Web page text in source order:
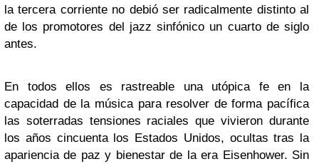
la tercera corriente no debió ser radicalmente distinto al
de los promotores del jazz sinfónico un cuarto de siglo
antes.
En todos ellos es rastreable una utópica fe en la
capacidad de la música para resolver de forma pacífica
las soterradas tensiones raciales que vivieron durante
los años cincuenta los Estados Unidos, ocultas tras la
apariencia de paz y bienestar de la era Eisenhower. Sin